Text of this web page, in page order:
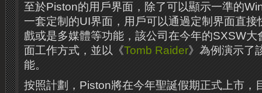
至於Piston的用戶界面，除了可以顯示一準的
一套定制的UI界面，用戶可以通過定制界面直
戲或是多媒體等功能，該公司在今年的SXSW
面工作方式，並以《Tomb Raider》為例演示了
能。
按照計劃，Piston將在今年聖誕假期正式上市，